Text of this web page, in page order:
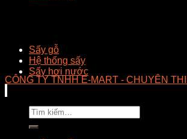
Sấy gỗ
Hệ thống sấy
Sấy hơi nước
CÔNG TY TNHH E-MART - CHUYÊN
Tìm
kiếm: